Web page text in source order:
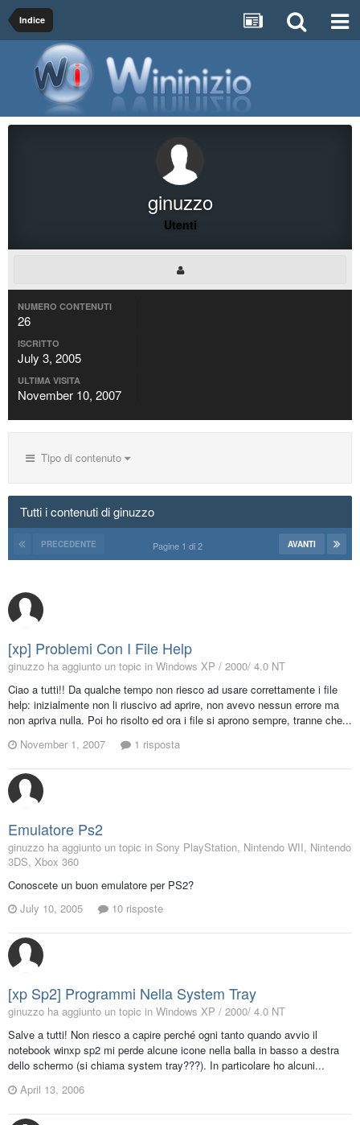
Indice
ginuzzo
Utenti
NUMERO CONTENUTI
26
ISCRITTO
July 3, 2005
ULTIMA VISITA
November 10, 2007
Tipo di contenuto
Tutti i contenuti di ginuzzo
PRECEDENTE AVANTI
Pagine 1 di 2
[xp] Problemi Con I File Help
ginuzzo ha aggiunto un topic in Windows XP / 2000/ 4.0 NT
Ciao a tutti!! Da qualche tempo non riesco ad usare correttamente i file
help: inizialmente non li riuscivo ad aprire, non avevo nessun errore ma
non apriva nulla. Poi ho risolto ed ora i file si aprono sempre, tranne che...
November 1, 2007
1 risposta
Emulatore Ps2
ginuzzo ha aggiunto un topic in Sony PlayStation, Nintendo WII, Nintendo
3DS, Xbox 360
Conoscete un buon emulatore per PS2?
July 10, 2005
10 risposte
[xp Sp2] Programmi Nella System Tray
ginuzzo ha aggiunto un topic in Windows XP / 2000/ 4.0 NT
Salve a tutti! Non riesco a capire perché ogni tanto quando avvio il
notebook winxp sp2 mi perde alcune icone nella balla in basso a destra
dello schermo (si chiama system tray???). In particolare ho alcuni...
April 13, 2006